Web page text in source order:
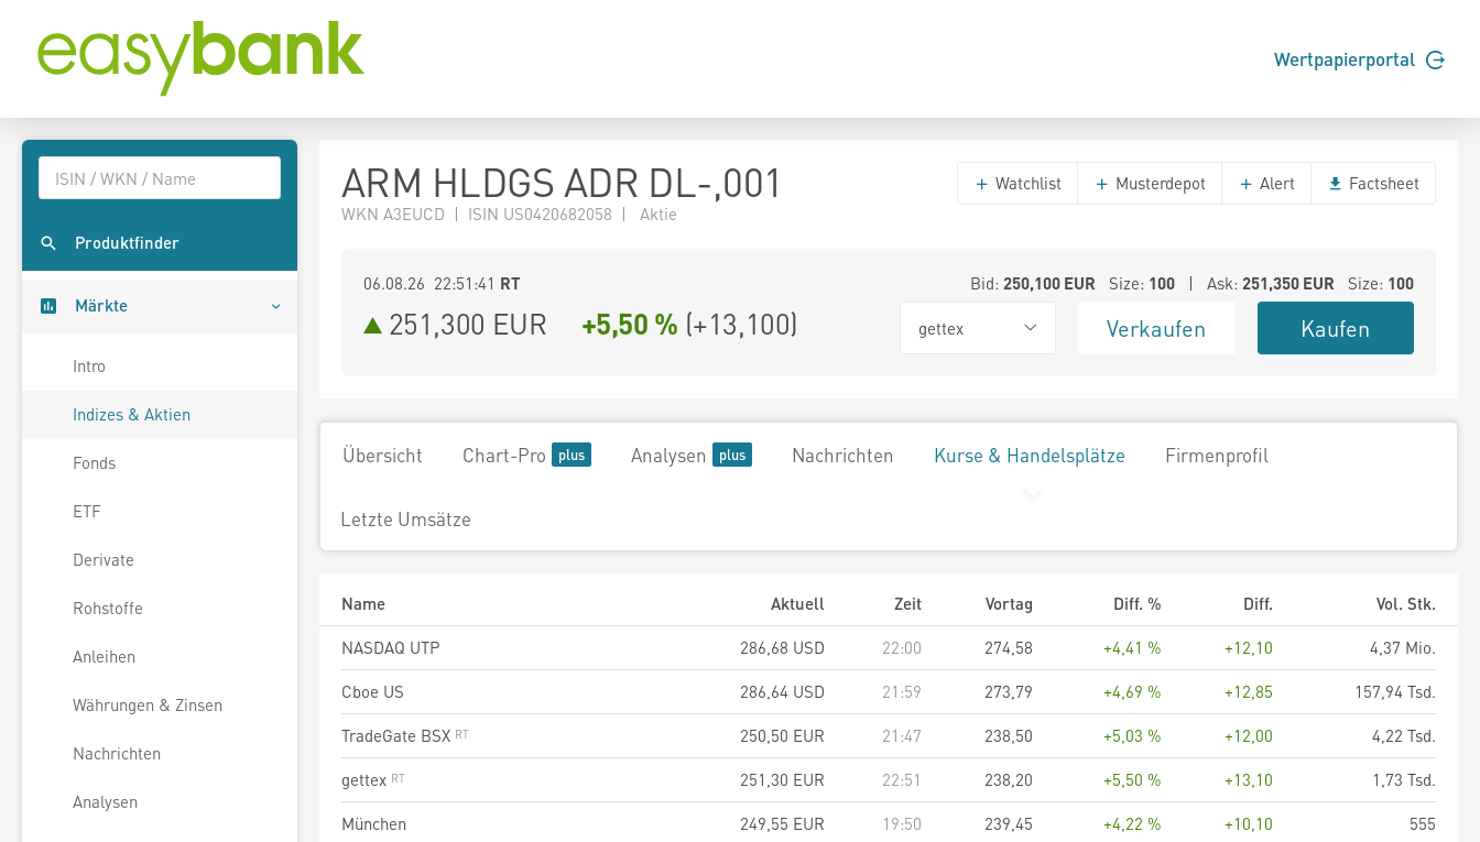
Wertpapierportal
Produktfinder
Märkte
Intro
Indizes & Aktien
Fonds
ETF
Derivate
Rohstoffe
Anleihen
Währungen & Zinsen
Nachrichten
Analysen
ARM HLDGS ADR DL-,001
WKN A3EUCD | ISIN US0420682058 | Aktie
Watchlist Musterdepot Alert Factsheet
06.08.26 22:51:41 RT Bid: 250,100EUR Size: 100| Ask: 251,350EUR Size: 100
251,300 EUR +5,50 % (+13,100) gettex Verkaufen Kaufen
Übersicht Chart-Pro Analysen Nachrichten Kurse & Handelsplätze Firmenprofil
Letzte Umsätze
Name Aktuell Zeit Vortag Diff. % Diff.
Vol. Stk.
NASDAQ UTP
286,68 USD 22:00 274,58 +4,41 % +12,10
4,37 Mio.
Cboe US
286,64 USD 21:59 273,79 +4,69 % +12,85
157,94 Tsd.
TradeGate BSX
250,50 EUR 21:47 238,50 +5,03 % +12,00
4,22 Tsd.
gettex
251,30 EUR 22:51 238,20 +5,50 % +13,10
1,73 Tsd.
München
249,55 EUR 19:50 239,45 +4,22 % +10,10
555